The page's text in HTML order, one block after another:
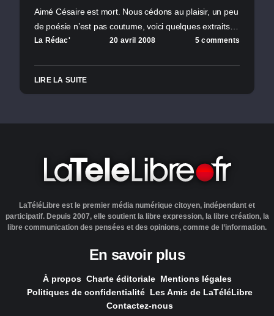
Aimé Césaire est mort. Nous cédons au plaisir, un peu
de poésie n’est pas coutume, voici quelques extraits…
La Rédac' 20 avril 2008 5 comments
LIRE LA SUITE
LaTéléLibre est le premier média numérique citoyen, indépendant et
participatif. Depuis 2007, elle soutient la libre expression, la libre création, la
libre communication des pensées et des opinions, comme de l’information.
En savoir plus
À propos Charte éditoriale Mentions légales
Politiques de confidentialité Les Amis de LaTéléLibre
Contactez-nous